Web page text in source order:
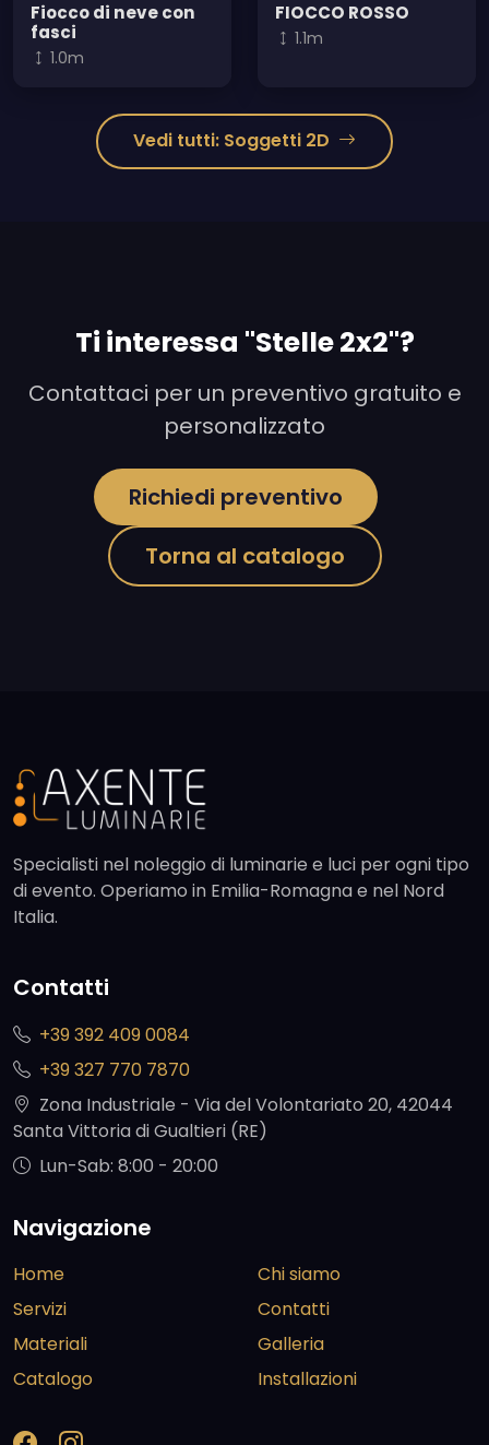
Fiocco di neve con
fasci
1.0m
FIOCCO ROSSO
1.1m
Vedi tutti: Soggetti 2D
Ti interessa "Stelle 2x2"?
Contattaci per un preventivo gratuito e
personalizzato
Richiedi preventivo
Torna al catalogo
Specialisti nel noleggio di luminarie e luci per ogni tipo
di evento. Operiamo in Emilia-Romagna e nel Nord
Italia.
Contatti
+39 392 409 0084
+39 327 770 7870
Zona Industriale - Via del Volontariato 20, 42044
Santa Vittoria di Gualtieri (RE)
Lun-Sab: 8:00 - 20:00
Navigazione
Home
Servizi
Materiali
Catalogo
Chi siamo
Contatti
Galleria
Installazioni